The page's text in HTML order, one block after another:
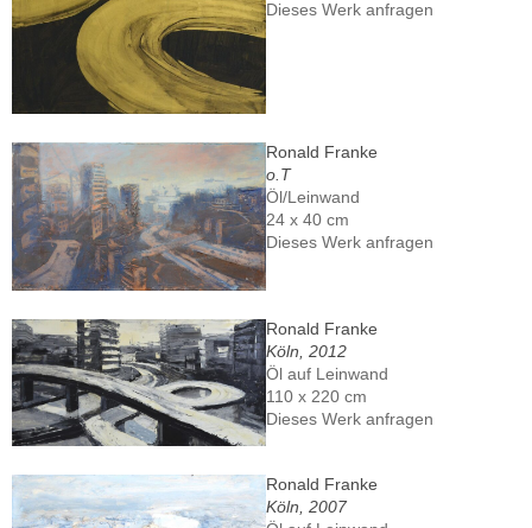
Dieses Werk anfragen
Ronald Franke
o.T
Öl/Leinwand
24 x 40 cm
Dieses Werk anfragen
Ronald Franke
Köln, 2012
Öl auf Leinwand
110 x 220 cm
Dieses Werk anfragen
Ronald Franke
Köln, 2007